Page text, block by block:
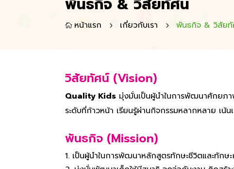
พันธกิจ & วิสัยทัศน์
 หน้าแรก 5 เกี่ยวกับเรา 5 พันธกิจ & วิสัย
วิสัยทัศน์ (Vision)
Quality Kids มุ่งมั่นเป็นผู้นำในการพัฒนาศักยภา
ระดับที่ก้าวหน้า เรียนรู้ผ่านกิจกรรมหลากหลาย เน้
พันธกิจ (Mission)
เป็นผู้นำในการพัฒนาหลักสูตรทักษะชีวิตและทัก